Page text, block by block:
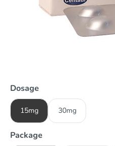
Dosage
15mg 30mg
Package